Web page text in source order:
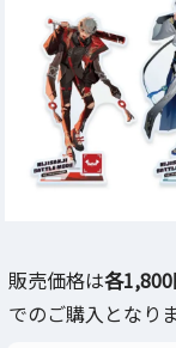
販売価格は各
でのご購入となりま